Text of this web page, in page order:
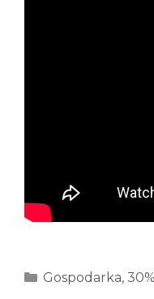
Kategorie
Gospodarka, 30%